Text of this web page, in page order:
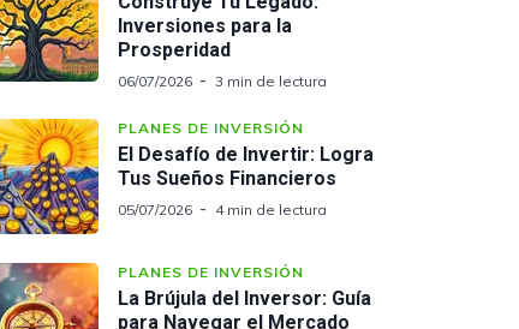
Inversiones para la
Prosperidad
06/07/2026 3 min de lectura
PLANES DE INVERSIÓN
El Desafío de Invertir: Logra
Tus Sueños Financieros
05/07/2026 4 min de lectura
PLANES DE INVERSIÓN
La Brújula del Inversor: Guía
para Navegar el Mercado